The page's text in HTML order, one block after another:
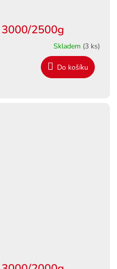
2500g
Skladem (3 ks)
Do košíku